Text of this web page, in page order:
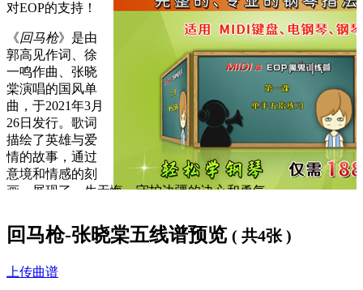
对EOP的支持！
《回马枪》是由
郭高见作词、徐
一鸣作曲、张晓
棠演唱的国风单
曲，于2021年3月
26日发行。歌词
描绘了英雄与爱
情的故事，通过
意境和情感的刻
画，展现了一生无悔、守护边疆的决心和勇气。
，大家可以
回马枪-张晓棠五线谱预览 ( 共4张 )
上传曲谱